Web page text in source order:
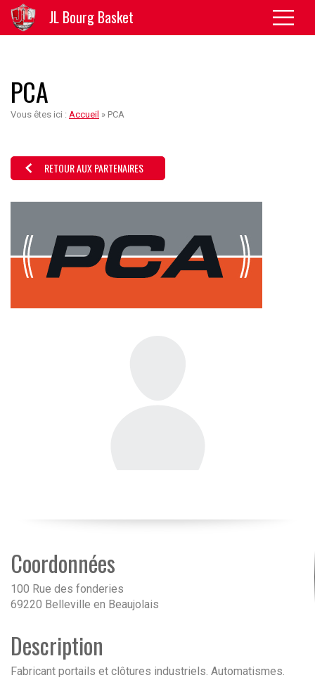
JL Bourg Basket
PCA
Vous êtes ici : Accueil » PCA
RETOUR AUX PARTENAIRES
Coordonnées
100 Rue des fonderies
69220 Belleville en Beaujolais
Description
Fabricant portails et clôtures industriels. Automatismes.